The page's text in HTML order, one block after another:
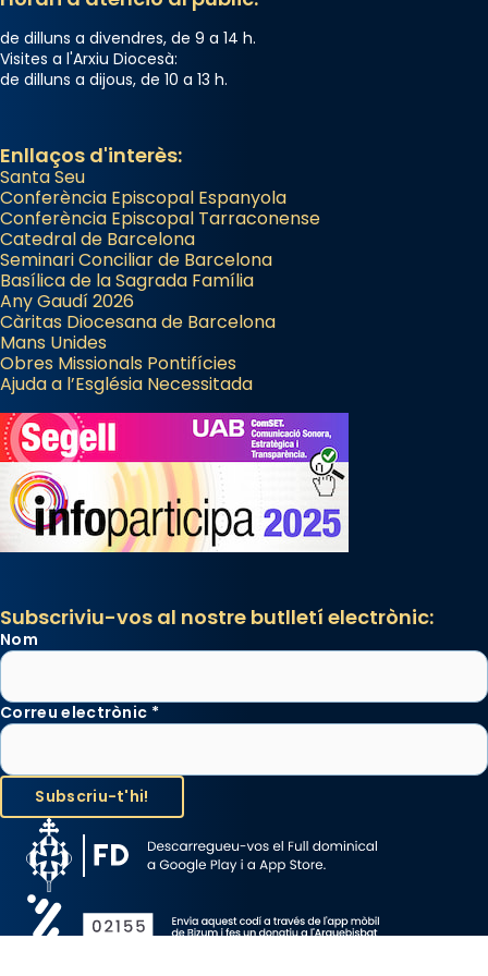
Jaume, fill de Zebedeu, és juntament amb el
seu germà Joan i Pere un dels que
acompanyava més de prop Jesús.
apòstol màrtir, decapitat a Jerusalem per
Herodes Agripa (vers l'any 44).
Patró de Galícia, després de les invasions
musulmanes fou venerat com a patró dels
Regnes castellans i més tard de tota
Espanya.
El seu sepulcre a Compostela fou un gran
centre de peregrinacions medievals de tot
el món cristià, després de Roma i terra
Santa.
«A Raïms de Sant Jaume, raïms aigualits;
raïms de setembre te'n llepes els dits»,
segons una dita popular.
Photo
de dilluns a divendres, de 9 a 14 h.
Visites a l'Arxiu Diocesà:
de dilluns a dijous, de 10 a 13 h.
Enllaços d'interès:
Santa Seu
Conferència Episcopal Espanyola
Conferència Episcopal Tarraconense
Catedral de Barcelona
Seminari Conciliar de Barcelona
Basílica de la Sagrada Família
Any Gaudí 2026
Càritas Diocesana de Barcelona
Mans Unides
Obres Missionals Pontifícies
Ajuda a l’Església Necessitada
Subscriviu-vos al nostre butlletí electrònic:
Nom
Correu electrònic *